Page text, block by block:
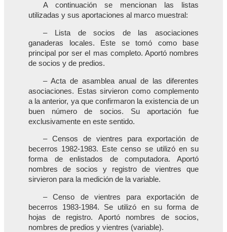
A continuación se mencionan las listas
utilizadas y sus aportaciones al marco muestral:
– Lista de socios de las asociaciones
ganaderas locales. Este se tomó como base
principal por ser el mas completo. Aportó nombres
de socios y de predios.
– Acta de asamblea anual de las diferentes
asociaciones. Estas sirvieron como complemento
a la anterior, ya que confirmaron la existencia de un
buen número de socios. Su aportación fue
exclusivamente en este sentido.
– Censos de vientres para exportación de
becerros 1982-1983. Este censo se utilizó en su
forma de enlistados de computadora. Aportó
nombres de socios y registro de vientres que
sirvieron para la medición de la variable.
– Censo de vientres para exportación de
becerros 1983-1984. Se utilizó en su forma de
hojas de registro. Aportó nombres de socios,
nombres de predios y vientres (variable).